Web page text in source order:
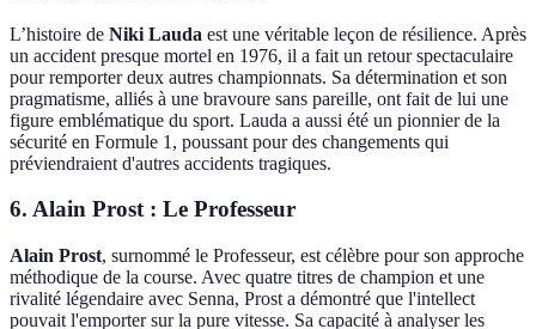
L’histoire de Niki Lauda est une véritable leçon de résilience. Après
un accident presque mortel en 1976, il a fait un retour spectaculaire
pour remporter deux autres championnats. Sa détermination et son
pragmatisme, alliés à une bravoure sans pareille, ont fait de lui une
figure emblématique du sport. Lauda a aussi été un pionnier de la
sécurité en Formule 1, poussant pour des changements qui
préviendraient d'autres accidents tragiques.
6. Alain Prost : Le Professeur
Alain Prost, surnommé le Professeur, est célèbre pour son approche
méthodique de la course. Avec quatre titres de champion et une
rivalité légendaire avec Senna, Prost a démontré que l'intellect
pouvait l'emporter sur la pure vitesse. Sa capacité à analyser les